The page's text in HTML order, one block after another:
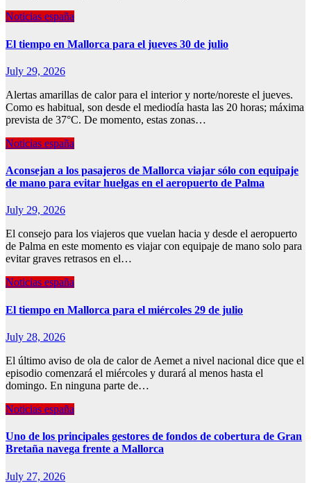
Noticias españa
El tiempo en Mallorca para el jueves 30 de julio
July 29, 2026
Alertas amarillas de calor para el interior y norte/noreste el jueves.
Como es habitual, son desde el mediodía hasta las 20 horas; máxima
prevista de 37°C. De momento, estas zonas…
Noticias españa
Aconsejan a los pasajeros de Mallorca viajar sólo con equipaje
de mano para evitar huelgas en el aeropuerto de Palma
July 29, 2026
El consejo para los viajeros que vuelan hacia y desde el aeropuerto
de Palma en este momento es viajar con equipaje de mano solo para
evitar graves retrasos en el…
Noticias españa
El tiempo en Mallorca para el miércoles 29 de julio
July 28, 2026
El último aviso de ola de calor de Aemet a nivel nacional dice que el
episodio comenzará el miércoles y durará al menos hasta el
domingo. En ninguna parte de…
Noticias españa
Uno de los principales gestores de fondos de cobertura de Gran
Bretaña navega frente a Mallorca
July 27, 2026